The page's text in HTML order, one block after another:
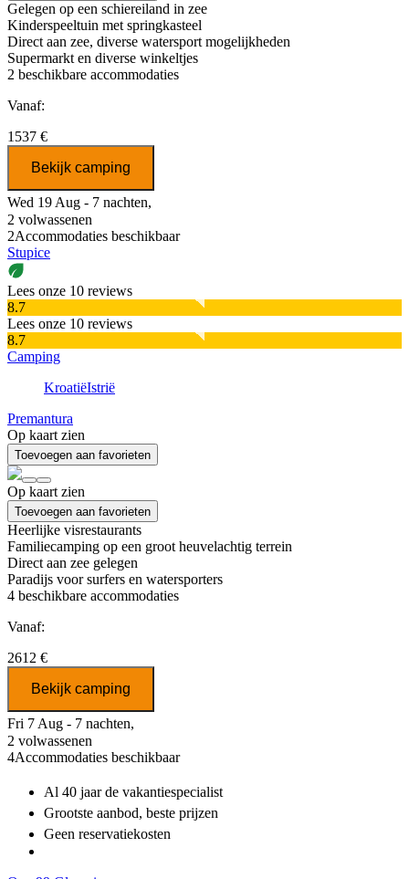
Gelegen op een schiereiland in zee
Kinderspeeltuin met springkasteel
Direct aan zee, diverse watersport mogelijkheden
Supermarkt en diverse winkeltjes
2 beschikbare accommodaties
Vanaf:
1537 €
Bekijk camping
Wed 19 Aug - 7 nachten,
2 volwassenen
2Accommodaties beschikbaar
Stupice
Lees onze 10 reviews
8.7
Lees onze 10 reviews
8.7
Camping
KroatiëIstrië
Premantura
Op kaart zien
Toevoegen aan favorieten
Op kaart zien
Toevoegen aan favorieten
Heerlijke visrestaurants
Familiecamping op een groot heuvelachtig terrein
Direct aan zee gelegen
Paradijs voor surfers en watersporters
4 beschikbare accommodaties
Vanaf:
2612 €
Bekijk camping
Fri 7 Aug - 7 nachten,
2 volwassenen
4Accommodaties beschikbaar
Al 40 jaarde vakantiespecialist
Grootste aanbod, beste prijzen
Geen reservatiekosten